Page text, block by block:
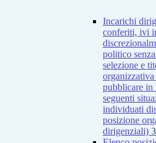
Incarichi
conferiti, ivi
politico
selezione e
pubblicare in
seguenti
individuati
posizione
dirigenziali) 3